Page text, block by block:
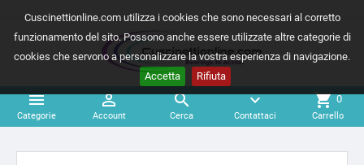
Cuscinettionline.com utilizza i cookies che sono necessari al corretto
funzionamento del sito. Possono anche essere utilizzate altre categorie di
cookies che servono a personalizzare la vostra esperienza di navigazione.
Accetta
Rifiuta

Categorie

Account

Cerca
expand_more
Contattaci
shopping_cart 0
Carrello